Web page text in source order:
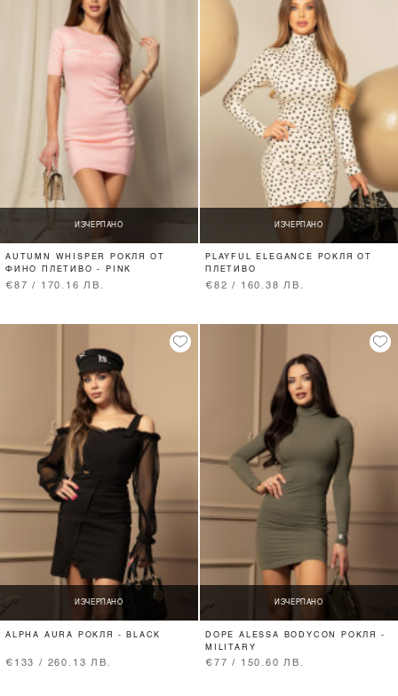
ИЗЧЕРПАНО
AUTUMN WHISPER РОКЛЯ ОТ
ФИНО ПЛЕТИВО - PINK
€87 / 170.16 ЛВ.
ИЗЧЕРПАНО
PLAYFUL ELEGANCE РОКЛЯ ОТ
ПЛЕТИВО
€82 / 160.38 ЛВ.
ИЗЧЕРПАНО
ALPHA AURA РОКЛЯ - BLACK
€133 / 260.13 ЛВ.
ИЗЧЕРПАНО
DOPE ALESSA BODYCON РОКЛЯ -
MILITARY
€77 / 150.60 ЛВ.